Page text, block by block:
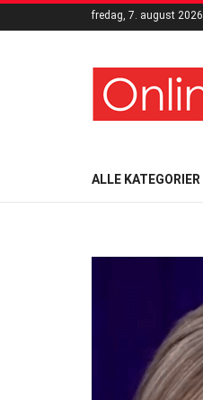
fredag, 7. august 2026
ALLE KATEGORIER